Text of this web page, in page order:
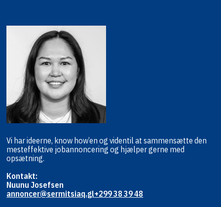
Vi har ideerne, know how’en og videntil at sammensætte den
mesteffektive jobannoncering og hjælpergerne med
opsætning.
Kontakt:
Nuunu Josefsen
annoncer@sermitsiaq.gl+299 38 39 48